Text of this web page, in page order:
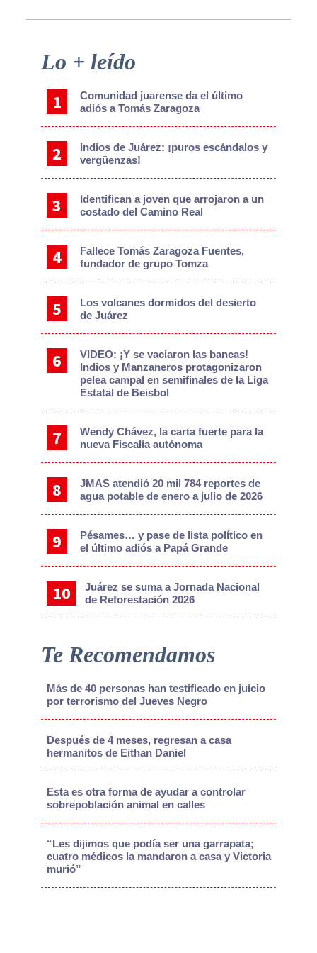
Primary
Lo + leído
Comunidad juarense da el último
adiós a Tomás Zaragoza
Indios de Juárez: ¡puros escándalos y
vergüenzas!
Identifican a joven que arrojaron a un
costado del Camino Real
Fallece Tomás Zaragoza Fuentes,
fundador de grupo Tomza
Los volcanes dormidos del desierto
de Juárez
VIDEO: ¡Y se vaciaron las bancas!
Indios y Manzaneros protagonizaron
pelea campal en semifinales de la Liga
Estatal de Beisbol
Wendy Chávez, la carta fuerte para la
nueva Fiscalía autónoma
JMAS atendió 20 mil 784 reportes de
agua potable de enero a julio de 2026
Pésames… y pase de lista político en
el último adiós a Papá Grande
Juárez se suma a Jornada Nacional
de Reforestación 2026
Te Recomendamos
Más de 40 personas han testificado en juicio
por terrorismo del Jueves Negro
Después de 4 meses, regresan a casa
hermanitos de Eithan Daniel
Esta es otra forma de ayudar a controlar
sobrepoblación animal en calles
“Les dijimos que podía ser una garrapata;
cuatro médicos la mandaron a casa y Victoria
murió”